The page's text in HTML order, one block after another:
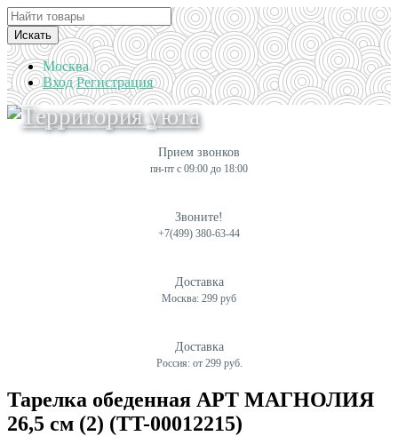
Искать
Москва
Вход Регистрация
Прием звонков
пн-пт с 09:00 до 18:00
Звоните!
+7(499) 380-63-44
Доставка
Москва: 299 руб
Доставка
Россия: от 299 руб.
Тарелка обеденная АРТ МАГНОЛИЯ
26,5 см (2) (TT-00012215)